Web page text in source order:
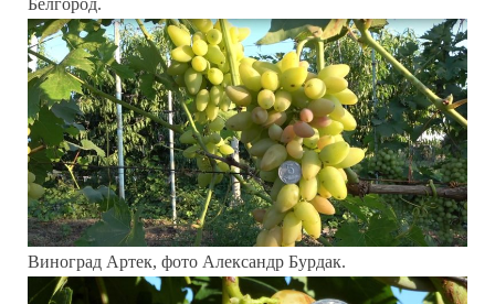
Виноград Артек, фото Александр Бурдак.